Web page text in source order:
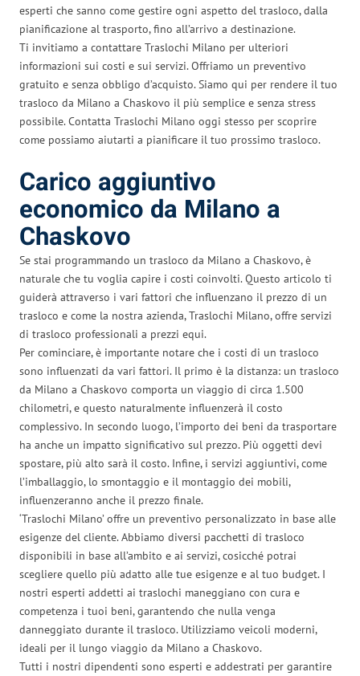
esperti che sanno come gestire ogni aspetto del trasloco, dalla
pianificazione al trasporto, fino all’arrivo a destinazione.
Ti invitiamo a contattare Traslochi Milano per ulteriori
informazioni sui costi e sui servizi. Offriamo un preventivo
gratuito e senza obbligo d’acquisto. Siamo qui per rendere il tuo
trasloco da Milano a Chaskovo il più semplice e senza stress
possibile. Contatta Traslochi Milano oggi stesso per scoprire
come possiamo aiutarti a pianificare il tuo prossimo trasloco.
Carico aggiuntivo
economico da Milano a
Chaskovo
Se stai programmando un trasloco da Milano a Chaskovo, è
naturale che tu voglia capire i costi coinvolti. Questo articolo ti
guiderà attraverso i vari fattori che influenzano il prezzo di un
trasloco e come la nostra azienda, Traslochi Milano, offre servizi
di trasloco professionali a prezzi equi.
Per cominciare, è importante notare che i costi di un trasloco
sono influenzati da vari fattori. Il primo è la distanza: un trasloco
da Milano a Chaskovo comporta un viaggio di circa 1.500
chilometri, e questo naturalmente influenzerà il costo
complessivo. In secondo luogo, l’importo dei beni da trasportare
ha anche un impatto significativo sul prezzo. Più oggetti devi
spostare, più alto sarà il costo. Infine, i servizi aggiuntivi, come
l’imballaggio, lo smontaggio e il montaggio dei mobili,
influenzeranno anche il prezzo finale.
‘Traslochi Milano’ offre un preventivo personalizzato in base alle
esigenze del cliente. Abbiamo diversi pacchetti di trasloco
disponibili in base all’ambito e ai servizi, cosicché potrai
scegliere quello più adatto alle tue esigenze e al tuo budget. I
nostri esperti addetti ai traslochi maneggiano con cura e
competenza i tuoi beni, garantendo che nulla venga
danneggiato durante il trasloco. Utilizziamo veicoli moderni,
ideali per il lungo viaggio da Milano a Chaskovo.
Tutti i nostri dipendenti sono esperti e addestrati per garantire